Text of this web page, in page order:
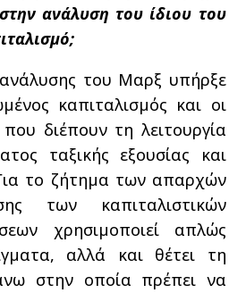
ανάλυση του ίδιου του
ανάλυσης του Μαρξ υπήρξε
καπιταλισμός και οι
που διέπουν τη λειτουργία
ταξικής εξουσίας και
το ζήτημα των απαρχών
των καπιταλιστικών
χρησιμοποιεί απλώς
αλλά και θέτει τη
στην οποία πρέπει να